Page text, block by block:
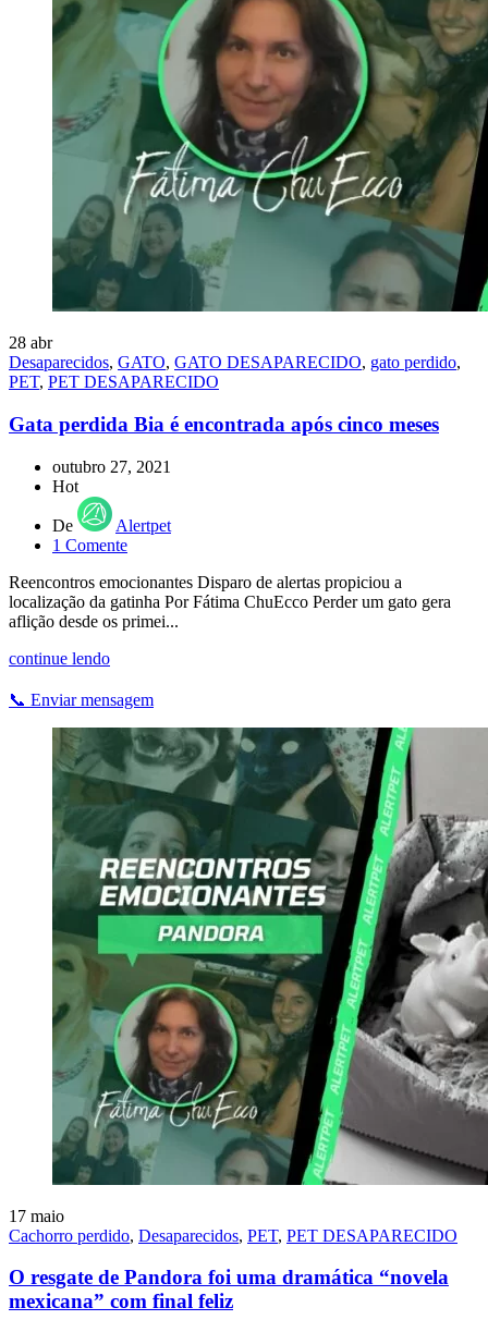
28 abr
Desaparecidos, GATO, GATO DESAPARECIDO, gato perdido,
PET, PET DESAPARECIDO
Gata perdida Bia é encontrada após cinco meses
outubro 27, 2021
Hot
De
Alertpet
1 Comente
Reencontros emocionantes Disparo de alertas propiciou a
localização da gatinha Por Fátima ChuEcco Perder um gato gera
aflição desde os primei...
continue lendo
📞 Enviar mensagem
17 maio
Cachorro perdido, Desaparecidos, PET, PET DESAPARECIDO
O resgate de Pandora foi uma dramática “novela
mexicana” com final feliz